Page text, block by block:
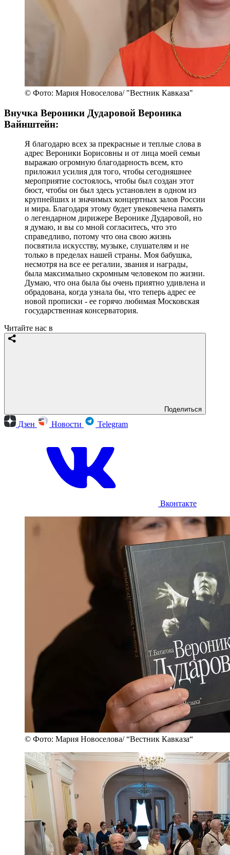
© Фото: Мария Новоселова/ "Вестник Кавказа"
Внучка Вероники Дударовой Вероника
Вайнштейн:
Я благодарю всех за прекрасные и теплые слова в
адрес Вероники Борисовны и от лица моей семьи
выражаю огромную благодарность всем, кто
приложил усилия для того, чтобы сегодняшнее
мероприятие состоялось, чтобы был создан этот
бюст, чтобы он был здесь установлен в одном из
крупнейших и значимых концертных залов России
и мира. Благодаря этому будет увековечена память
о легендарном дирижере Веронике Дударовой, но
я думаю, и вы со мной согласитесь, что это
справедливо, потому что она свою жизнь
посвятила искусству, музыке, слушателям и не
только в пределах нашей страны. Моя бабушка,
несмотря на все ее регалии, звания и награды,
была максимально скромным человеком по жизни.
Думаю, что она была бы очень приятно удивлена и
обрадована, когда узнала бы, что теперь адрес ее
новой прописки - ее горячо любимая Московская
государственная консерватория.
Читайте нас в
Поделиться
Дзен Новости Telegram
Вконтакте
© Фото: Мария Новоселова/ “Вестник Кавказа“